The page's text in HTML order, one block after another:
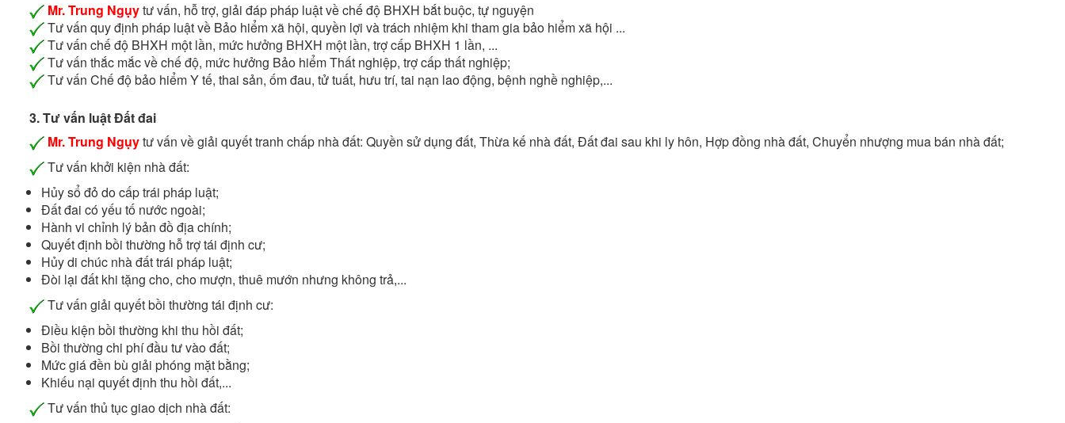
Mr. Trung Ngụytư vấn, hỗ trợ, giải đáp pháp luật về chế độ BHXH bắt buộc, tự nguyện
Tư vấn quy định pháp luật về Bảo hiểm xã hội, quyền lợi và trách nhiệm khi tham gia bảo hiểm xã hội ...
Tư vấn chế độ BHXH một lần, mức hưởng BHXH một lần, trợ cấp BHXH 1 lần, ...
Tư vấn thắc mắc về chế độ, mức hưởng Bảo hiểm Thất nghiệp, trợ cấp thất nghiệp;
Tư vấn Chế độ bảo hiểm Y tế, thai sản, ốm đau, tử tuất, hưu trí, tai nạn lao động, bệnh nghề nghiệp,...
3. Tư vấn luật Đất đai
Mr. Trung Ngụytư vấn về giải quyết tranh chấp nhà đất: Quyền sử dụng đất, Thừa kế nhà đất, Đất đai sau khi ly hôn, Hợp đồng nhà đất, Chuyển nhượng mua bán nhà đất;
Tư vấn khởi kiện nhà đất:
Hủy sổ đỏ do cấp trái pháp luật;
Đất đai có yếu tố nước ngoài;
Hành vi chỉnh lý bản đồ địa chính;
Quyết định bồi thường hỗ trợ tái định cư;
Hủy di chúc nhà đất trái pháp luật;
Đòi lại đất khi tặng cho, cho mượn, thuê mướn nhưng không trả,...
Tư vấn giải quyết bồi thường tái định cư:
Điều kiện bồi thường khi thu hồi đất;
Bồi thường chi phí đầu tư vào đất;
Mức giá đền bù giải phóng mặt bằng;
Khiếu nại quyết định thu hồi đất,...
Tư vấn thủ tục giao dịch nhà đất: